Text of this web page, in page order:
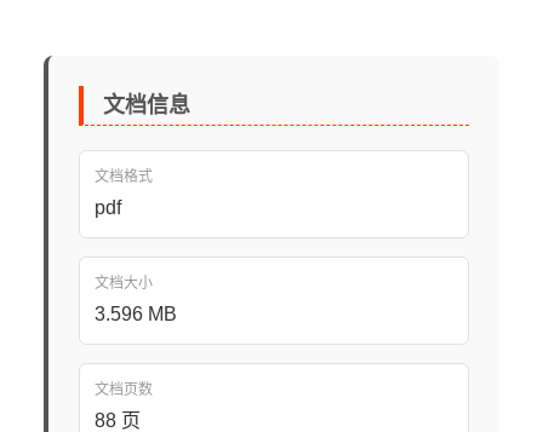
文档信息
文档格式
pdf
文档大小
3.596 MB
文档页数
88 页